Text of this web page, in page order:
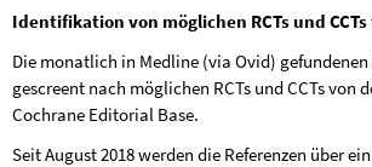
Identifikation von möglichen RCTs und
Die monatlich in Medline (via Ovid) gefundenen
gescreent nach möglichen RCTs und CCTs von
Cochrane Editorial Base.
Seit August 2018 werden die Referenzen über